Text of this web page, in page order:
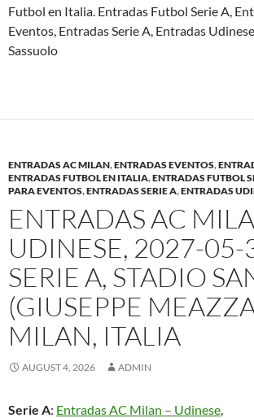
Futbol en Italia. Entradas Futbol Serie A,
Eventos, Entradas Serie A, Entradas
Sassuolo
ENTRADAS AC MILAN,ENTRADAS EVENTOS,
ENTRADAS FUTBOL EN ITALIA,ENTRADAS FUTBOL
PARA EVENTOS,ENTRADAS SERIE A,ENTRADAS
ENTRADAS AC
UDINESE, 2027-05-
SERIE A, STADIO
(GIUSEPPE
MILAN, ITALIA
AUGUST 4, 2026 ADMIN
Serie A: Entradas AC Milan – Udinese,